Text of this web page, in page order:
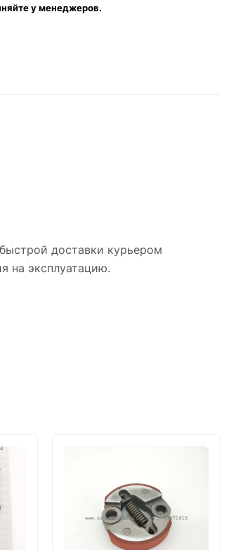
у менеджеров.
доставки курьером
на эксплуатацию.